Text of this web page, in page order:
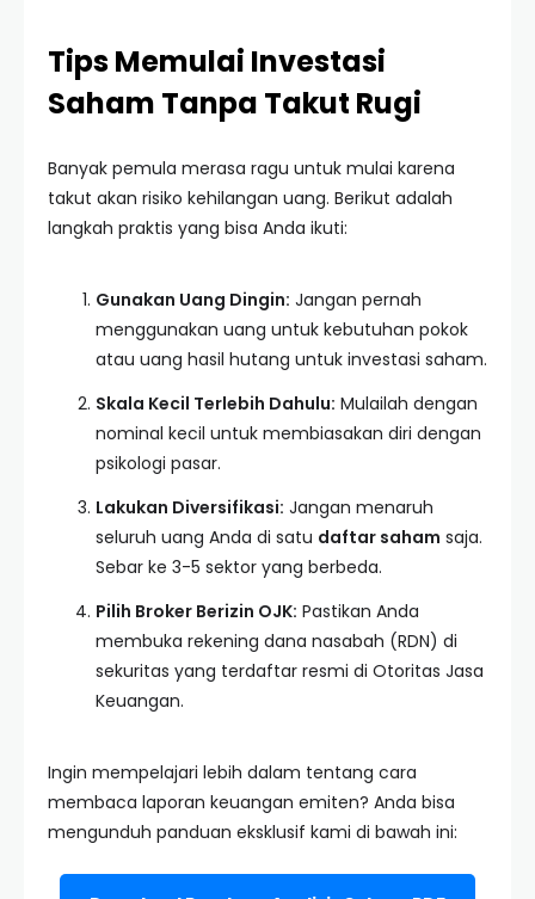
Tips Memulai Investasi
Saham Tanpa Takut Rugi
Banyak pemula merasa ragu untuk mulai karena
takut akan risiko kehilangan uang. Berikut adalah
langkah praktis yang bisa Anda ikuti:
Gunakan Uang Dingin: Jangan pernah
menggunakan uang untuk kebutuhan pokok
atau uang hasil hutang untuk investasi saham.
Skala Kecil Terlebih Dahulu: Mulailah dengan
nominal kecil untuk membiasakan diri dengan
psikologi pasar.
Lakukan Diversifikasi: Jangan menaruh
seluruh uang Anda di satu daftar saham saja.
Sebar ke 3-5 sektor yang berbeda.
Pilih Broker Berizin OJK: Pastikan Anda
membuka rekening dana nasabah (RDN) di
sekuritas yang terdaftar resmi di Otoritas Jasa
Keuangan.
Ingin mempelajari lebih dalam tentang cara
membaca laporan keuangan emiten? Anda bisa
mengunduh panduan eksklusif kami di bawah ini: